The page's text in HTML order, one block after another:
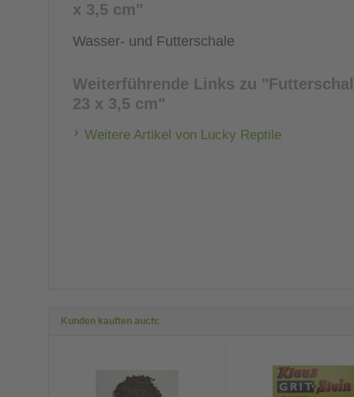
x 3,5 cm"
Wasser- und Futterschale
Weiterführende Links zu
23 x 3,5 cm"
Weitere Artikel von Lucky Reptile
Kunden kauften auch: